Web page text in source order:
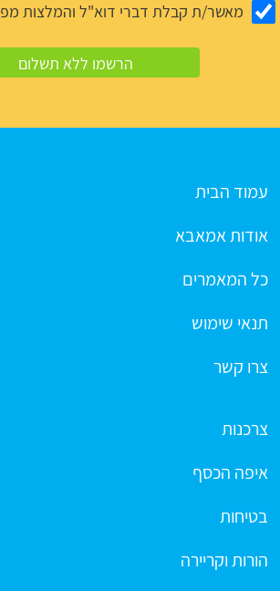
מאשר/ת קבלת דברי דוא"ל והמלצות
עמוד הבית
אודות אמאבא
כל המאמרים
תנאי שימוש
צרו קשר
צרכנות
איפה הכסף
בטיחות
הורות וקריירה